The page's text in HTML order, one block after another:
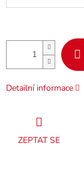
Detailní informace
ZEPTAT SE